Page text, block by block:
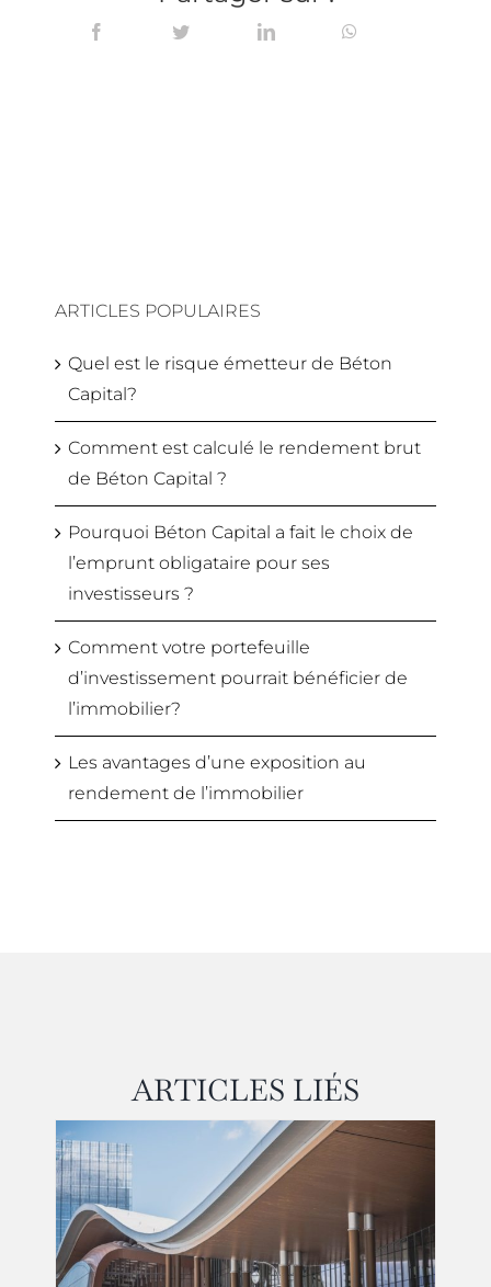
ARTICLES POPULAIRES
Quel est le risque émetteur de Béton
Capital?
Comment est calculé le rendement brut
de Béton Capital ?
Pourquoi Béton Capital a fait le choix de
l’emprunt obligataire pour ses
investisseurs ?
Comment votre portefeuille
d’investissement pourrait bénéficier de
l’immobilier?
Les avantages d’une exposition au
rendement de l’immobilier
ARTICLES LIÉS